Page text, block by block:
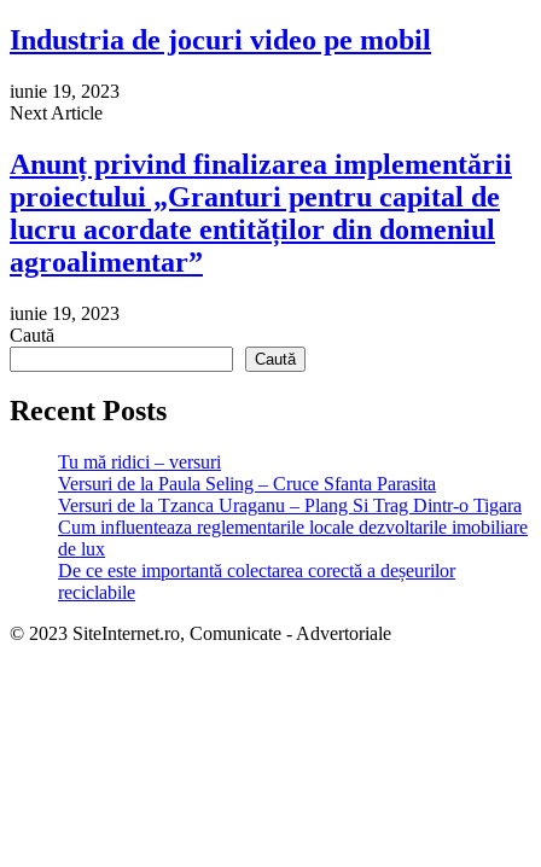
Industria de jocuri video pe mobil
iunie 19, 2023
Next Article
Anunț privind finalizarea implementării
proiectului „Granturi pentru capital de
lucru acordate entităților din domeniul
agroalimentar”
iunie 19, 2023
Caută
Caută
Recent Posts
Tu mă ridici – versuri
Versuri de la Paula Seling – Cruce Sfanta Parasita
Versuri de la Tzanca Uraganu – Plang Si Trag Dintr-o Tigara
Cum influenteaza reglementarile locale dezvoltarile imobiliare
de lux
De ce este importantă colectarea corectă a deșeurilor
reciclabile
© 2023 SiteInternet.ro, Comunicate - Advertoriale